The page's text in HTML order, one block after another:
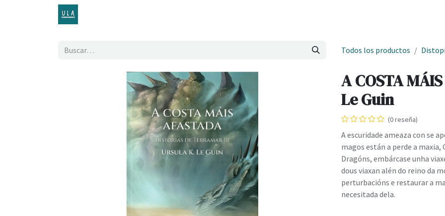
Todos los productos
A COSTA
Le Guin
(0 reseña)
A escuridade ameaza con se
magos están a perde a
Dragóns, embárcase unha
dous viaxan alén do reino da
perturbacións e restaurar a
necesitada dela.